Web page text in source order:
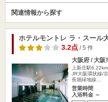
関連情報から探す
ホテルモントレ ラ・スール
3.2点/ 5 件
大阪府 / 大阪
上新庄駅6.22km
JR大阪環状線/
長堀緑地線…
営業時間
入浴料金 ～